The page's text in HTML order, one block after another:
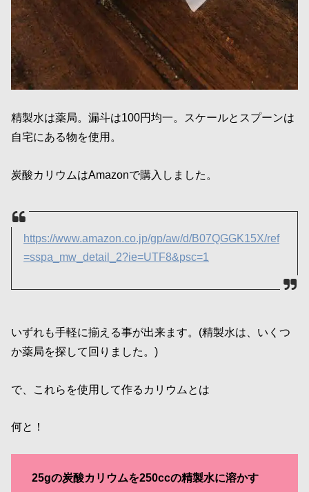
精製水は薬局。漏斗は100円均一。スケールとスプーンは
自宅にある物を使用。
炭酸カリウムはAmazonで購入しました。
https://www.amazon.co.jp/gp/aw/d/B07QGGK15X/ref
=sspa_mw_detail_2?ie=UTF8&psc=1
いずれも手軽に揃える事が出来ます。(精製水は、いくつ
か薬局を探して回りました。)
で、これらを使用して作るカリウムとは
何と！
25gの炭酸カリウムを250ccの精製水に溶かす